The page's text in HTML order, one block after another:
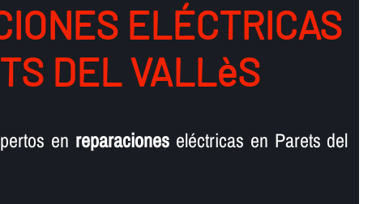
ELÉCTRICAS
DEL VALLèS
en reparacioneseléctricas en Parets del